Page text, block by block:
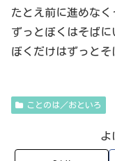
たとえ前に進めなく
ずっとぼくはそばに
ぼくだけはずっとそ
ことのは／おといろ
よ